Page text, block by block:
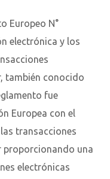
Europeo N°
electrónica y los
también conocido
fue
Europea con el
transacciones
proporcionando una
electrónicas